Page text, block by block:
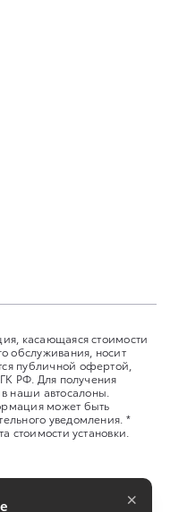
касающаяся стоимости
обслуживания, носит
публичной офертой,
РФ. Для получения
наши автосалоны.
может быть
уведомления. *
стоимости установки.
×